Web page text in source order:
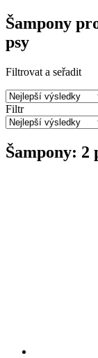
Šampony
psy
Filtrovat a seřadit
Filtr
Šampony: 2